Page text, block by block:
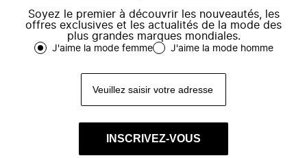
Soyez le premier à découvrir les nouveautés, les
offres exclusives et les actualités de la mode des
plus grandes marques mondiales.
J'aime la mode femme J'aime la mode homme
INSCRIVEZ-VOUS